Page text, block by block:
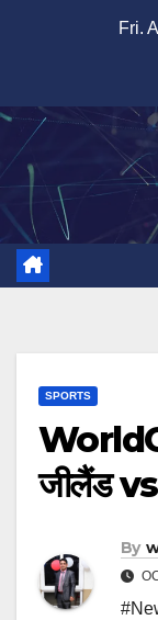
Fri.
SPORTS
जीलैंड
By